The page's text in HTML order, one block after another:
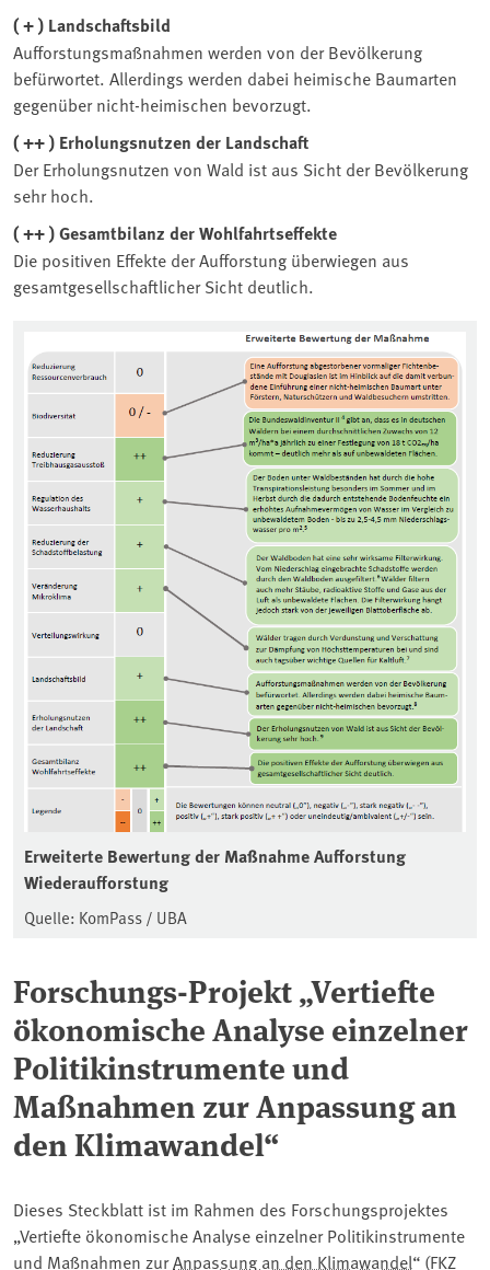
( + ) Landschaftsbild
Aufforstungsmaßnahmen werden von der Bevölkerung
befürwortet. Allerdings werden dabei heimische Baumarten
gegenüber nicht-heimischen bevorzugt.
( ++ ) Erholungsnutzen der Landschaft
Der Erholungsnutzen von Wald ist aus Sicht der Bevölkerung
sehr hoch.
( ++ ) Gesamtbilanz der Wohlfahrtseffekte
Die positiven Effekte der Aufforstung überwiegen aus
gesamtgesellschaftlicher Sicht deutlich.
Erweiterte Bewertung der Maßnahme Aufforstung
Wiederaufforstung
Quelle: KomPass / UBA
Forschungs-Projekt „Vertiefte
ökonomische Analyse einzelner
Politikinstrumente und
Maßnahmen zur Anpassung an
den Klimawandel“
Dieses Steckblatt ist im Rahmen des Forschungsprojektes
„Vertiefte ökonomische Analyse einzelner Politikinstrumente
und Maßnahmen zurAnpassung an den Klimawandel“ (FKZ